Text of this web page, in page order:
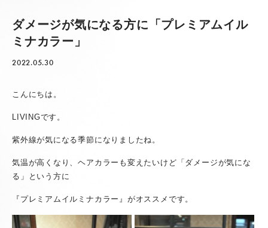
ダメージが気になる方に「プレミアムイル
ミナカラー」
2022.05.30
こんにちは。
LIVINGです。
紫外線が気になる季節になりましたね。
気温が高くなり、ヘアカラーも変えたいけど「ダメージが気にな
る」という方に
『プレミアムイルミナカラー』がオススメです。